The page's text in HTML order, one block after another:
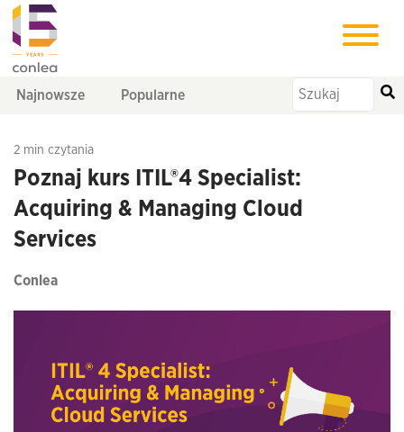
Najnowsze Popularne
2 min czytania
Poznaj kurs ITIL®4 Specialist:
Acquiring & Managing Cloud
Services
Conlea